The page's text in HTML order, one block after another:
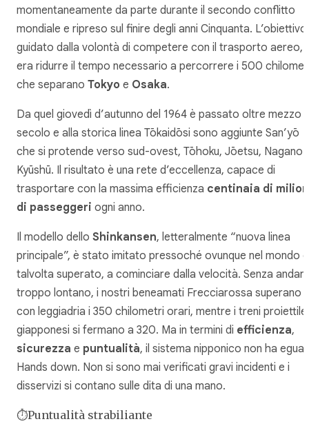
momentaneamente da parte durante il secondo conflitto
mondiale e ripreso sul finire degli anni Cinquanta. L’obiettivo,
guidato dalla volontà di competere con il trasporto aereo,
era ridurre il tempo necessario a percorrere i 500
che separano Tokyo e Osaka.
Da quel giovedì d’autunno del 1964 è passato oltre mezzo
secolo e alla storica linea Tōkaidōsi sono aggiunte San’yō
che si protende verso sud-ovest, Tōhoku, Jōetsu, Nagano
Kyūshū. Il risultato è una rete d’eccellenza, capace di
trasportare con la massima efficienza centinaia di
di passeggeri ogni anno.
Il modello dello Shinkansen, letteralmente “nuova linea
principale”, è stato imitato pressoché ovunque nel mondo e
talvolta superato, a cominciare dalla velocità. Senza
troppo lontano, i nostri beneamati Frecciarossa superano
con leggiadria i 350 chilometri orari, mentre i treni proiettile
giapponesi si fermano a 320. Ma in termini di efficienza,
sicurezza e puntualità, il sistema nipponico non ha
Hands down. Non si sono mai verificati gravi incidenti e i
disservizi si contano sulle dita di una mano.
⏱️Puntualità strabiliante